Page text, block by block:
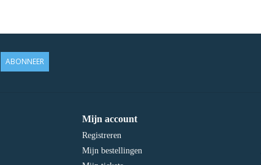
ABONNEER
Mijn account
Registreren
Mijn bestellingen